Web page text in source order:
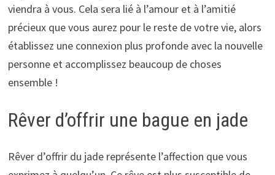
viendra à vous. Cela sera lié à l’amour et à l’amitié
précieux que vous aurez pour le reste de votre vie, alors
établissez une connexion plus profonde avec la nouvelle
personne et accomplissez beaucoup de choses
ensemble !
Rêver d’offrir une bague en jade
Rêver d’offrir du jade représente l’affection que vous